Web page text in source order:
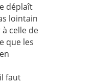
déplaît
lointain
celle de
que les
faut